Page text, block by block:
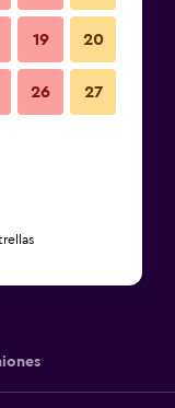
19 20
26 27